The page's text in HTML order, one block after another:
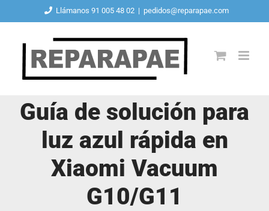
contenido
Llámanos 91 005 48 02 | pedidos@reparapae.com
Guía de solución para
luz azul rápida en
Xiaomi Vacuum
G10/G11